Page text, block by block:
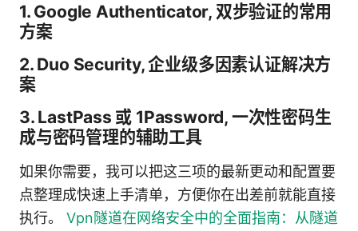
1. Google Authenticator, 双步验证的常用
方案
2. Duo Security, 企业级多因素认证解决方
案
3. LastPass 或 1Password, 一次性密码生
成与密码管理的辅助工具
如果你需要，我可以把这三项的最新更动和配置要
点整理成快速上手清单，方便你在出差前就能直接
执行。 Vpn隧道在网络安全中的全面指南：从隧道